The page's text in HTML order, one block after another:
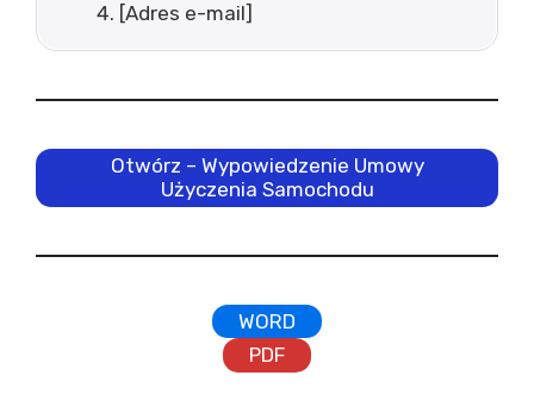
[Adres e-mail]
Otwórz – Wypowiedzenie Umowy
Użyczenia Samochodu
WORD
PDF